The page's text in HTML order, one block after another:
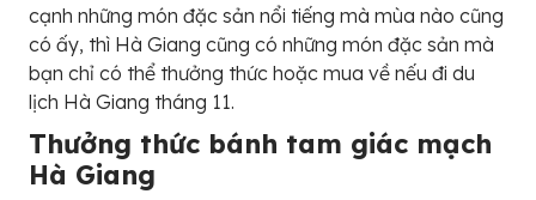
cạnh những món đặc sản nổi tiếng mà mùa nào cũng
có ấy, thì Hà Giang cũng có những món đặc sản mà
bạn chỉ có thể thưởng thức hoặc mua về nếu đi du
lịch Hà Giang tháng 11.
Thưởng thức bánh tam giác mạch
Hà Giang